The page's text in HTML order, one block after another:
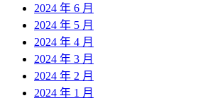
2024 年 6 月
2024 年 5 月
2024 年 4 月
2024 年 3 月
2024 年 2 月
2024 年 1 月